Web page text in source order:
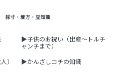
採寸・着方・豆知識
▶子供のお祝い（出産～トルチ
ャンチまで）
）
▶かんざしコチの知識